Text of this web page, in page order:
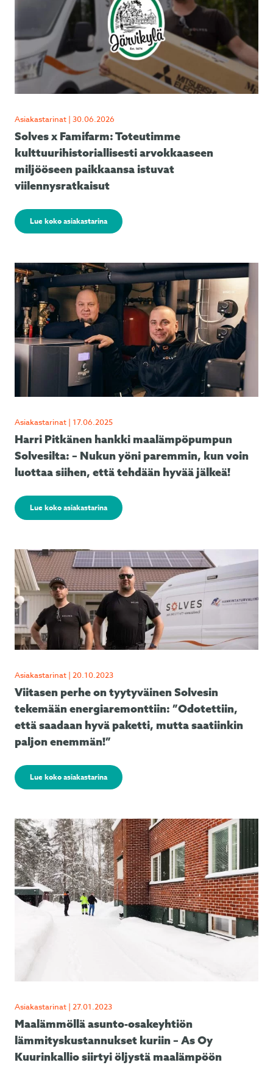
Asiakastarinat | 30.06.2026
Solves x Famifarm: Toteutimme
kulttuurihistoriallisesti arvokkaaseen
miljööseen paikkaansa istuvat
viilennysratkaisut
Lue koko asiakastarina
Asiakastarinat | 17.06.2025
Harri Pitkänen hankki maalämpöpumpun
Solvesilta: – Nukun yöni paremmin, kun voin
luottaa siihen, että tehdään hyvää jälkeä!
Lue koko asiakastarina
Asiakastarinat | 20.10.2023
Viitasen perhe on tyytyväinen Solvesin
tekemään energiaremonttiin: ”Odotettiin,
että saadaan hyvä paketti, mutta saatiinkin
paljon enemmän!”
Lue koko asiakastarina
Asiakastarinat | 27.01.2023
Maalämmöllä asunto-osakeyhtiön
lämmityskustannukset kuriin – As Oy
Kuurinkallio siirtyi öljystä maalämpöön